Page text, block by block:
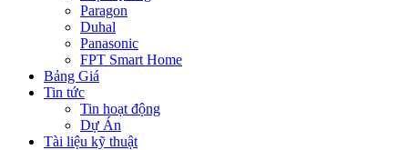
Paragon
Duhal
Panasonic
FPT Smart Home
Bảng Giá
Tin tức
Tin hoạt động
Dự Án
Tài liệu kỹ thuật